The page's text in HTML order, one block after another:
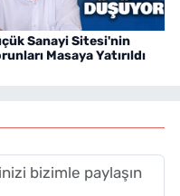
Sanayi Sitesi'nin
Masaya Yatırıldı